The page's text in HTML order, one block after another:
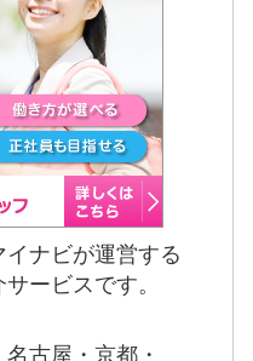
イナビが運営する
ービスです。
古屋・京都・